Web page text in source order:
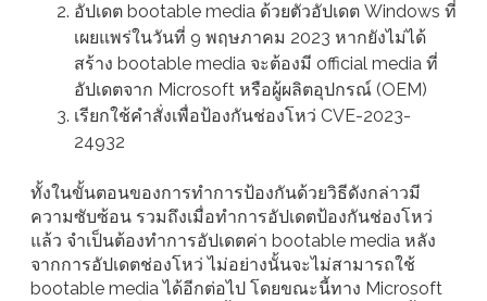
อัปเดต bootable media ด้วยตัวอัปเดต Windows ที่
เผยแพร่ในวันที่ 9 พฤษภาคม 2023 หากยังไม่ได้
สร้าง bootable media จะต้องมี official media ที่
อัปเดตจาก Microsoft หรือผู้ผลิตอุปกรณ์ (OEM)
เรียกใช้คำสั่งเพื่อป้องกันช่องโหว่ CVE-2023-
24932
ทั้งในขั้นตอนของการทำการป้องกันด้วยวิธีดังกล่าวมี
ความซับซ้อน รวมถึงเมื่อทำการอัปเดตป้องกันช่องโหว่
แล้ว จำเป็นต้องทำการอัปเดตค่า bootable media หลัง
จากการอัปเดตช่องโหว่ ไม่อย่างนั้นจะไม่สามารถใช้
bootable media ได้อีกต่อไป โดยขณะนี้ทาง Microsoft